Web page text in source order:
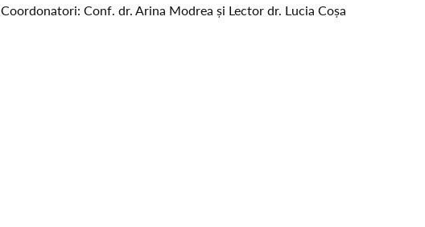
Coordonatori: Conf. dr. Arina Modrea și Lector dr. Lucia Coșa